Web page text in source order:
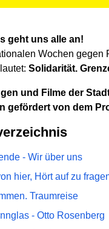
geht uns alle an!
Wochen gegen
Solidarität.
und Filme der
gefördert von dem
- Wir über uns
hier, Hört auf zu
Traumreise
- Otto Rosenberg